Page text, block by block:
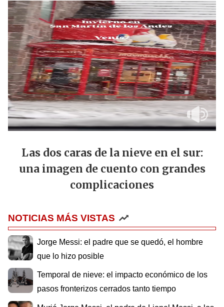
Las dos caras de la nieve en el sur:
una imagen de cuento con grandes
complicaciones
NOTICIAS MÁS VISTAS
Jorge Messi: el padre que se quedó, el hombre
que lo hizo posible
Temporal de nieve: el impacto económico de los
pasos fronterizos cerrados tanto tiempo